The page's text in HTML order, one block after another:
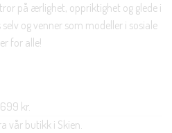
på ærlighet, oppriktighet og glede i
og venner som modeller i sosiale
for alle!
kr.
vår butikk i Skien.